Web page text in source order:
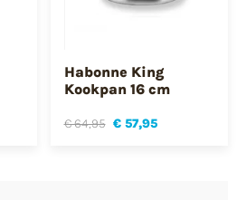
Habonne King
Kookpan 16 cm
€ 64,95 € 57,95